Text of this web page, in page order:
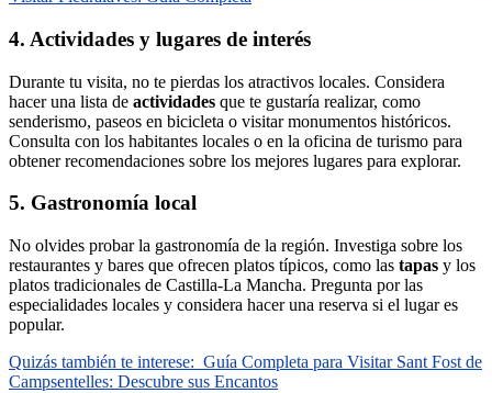
4. Actividades y lugares de interés
Durante tu visita, no te pierdas los atractivos locales. Considera
hacer una lista de actividades que te gustaría realizar, como
senderismo, paseos en bicicleta o visitar monumentos históricos.
Consulta con los habitantes locales o en la oficina de turismo para
obtener recomendaciones sobre los mejores lugares para explorar.
5. Gastronomía local
No olvides probar la gastronomía de la región. Investiga sobre los
restaurantes y bares que ofrecen platos típicos, como las tapas y los
platos tradicionales de Castilla-La Mancha. Pregunta por las
especialidades locales y considera hacer una reserva si el lugar es
popular.
Quizás también te interese: Guía Completa para Visitar Sant Fost de
Campsentelles: Descubre sus Encantos